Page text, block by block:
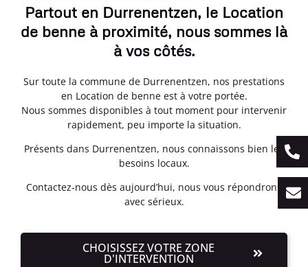
Partout en Durrenentzen, le Location
de benne à proximité, nous sommes là
à vos côtés.
Sur toute la commune de Durrenentzen, nos prestations
en Location de benne est à votre portée.
Nous sommes disponibles à tout moment pour intervenir
rapidement, peu importe la situation.
Présents dans Durrenentzen, nous connaissons bien les
besoins locaux.
Contactez-nous dès aujourd’hui, nous vous répondrons
avec sérieux.
CHOISISSEZ VOTRE ZONE
D'INTERVENTION